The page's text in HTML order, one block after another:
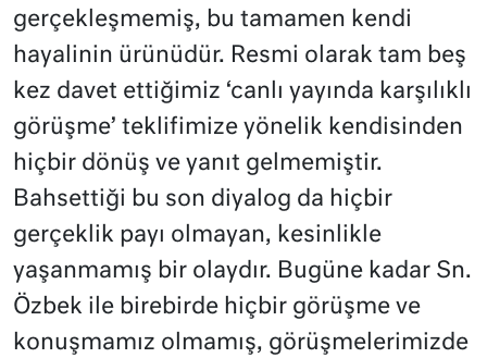
gerçekleşmemiş, bu tamamen kendi
hayalinin ürünüdür. Resmi olarak tam beş
kez davet ettiğimiz ‘canlı yayında karşılıklı
görüşme’ teklifimize yönelik kendisinden
hiçbir dönüş ve yanıt gelmemiştir.
Bahsettiği bu son diyalog da hiçbir
gerçeklik payı olmayan, kesinlikle
yaşanmamış bir olaydır. Bugüne kadar Sn.
Özbek ile birebirde hiçbir görüşme ve
konuşmamız olmamış, görüşmelerimizde